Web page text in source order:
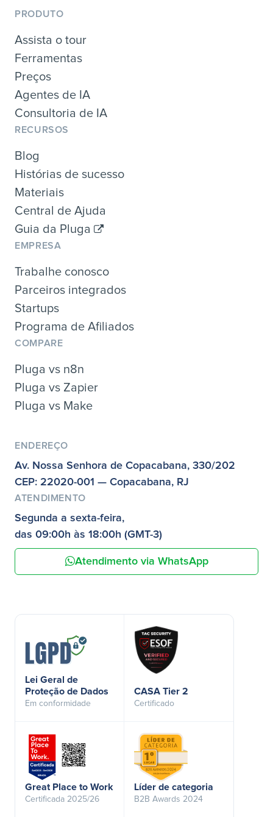
PRODUTO
Assista o tour
Ferramentas
Preços
Agentes de IA
Consultoria de IA
RECURSOS
Blog
Histórias de sucesso
Materiais
Central de Ajuda
Guia da Pluga
EMPRESA
Trabalhe conosco
Parceiros integrados
Startups
Programa de Afiliados
COMPARE
Pluga vs n8n
Pluga vs Zapier
Pluga vs Make
ENDEREÇO
Av. Nossa Senhora de Copacabana, 330/202
CEP: 22020-001 — Copacabana, RJ
ATENDIMENTO
Segunda a sexta-feira,
das 09:00h às 18:00h (GMT-3)
Atendimento via WhatsApp
Lei Geral de
Proteção de Dados
Em conformidade
CASA Tier 2
Certificado
Great Place to Work
Certificada 2025/26
Líder de categoria
B2B Awards 2024